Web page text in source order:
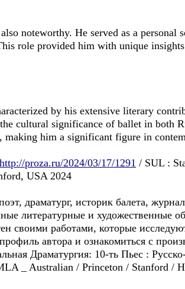
noteworthy. He served as a personal
role provided him with unique
by his extensive literary
cultural significance of ballet in both
making him a significant figure in
http://proza.ru/2024/03/17/1291 / SUL :
USA 2024
драматург, историк балета,
литературные и художественные
своими работами, которые
автора и ознакомиться с
Драматургия: 10-ть Пьес :
_ Australian / Princeton / Stanford /